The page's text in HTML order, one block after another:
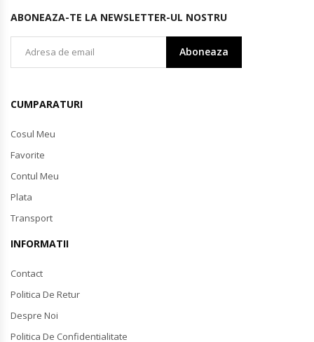
ABONEAZA-TE LA NEWSLETTER-UL NOSTRU
Aboneaza
CUMPARATURI
Cosul Meu
Favorite
Contul Meu
Plata
Transport
INFORMATII
Contact
Politica De Retur
Despre Noi
Politica De Confidentialitate